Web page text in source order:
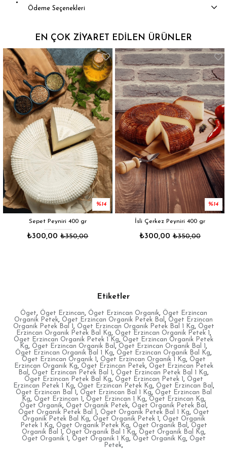
Ödeme Seçenekleri
EN ÇOK ZIYARET EDILEN ÜRÜNLER
Sepet Peyniri 400 gr
₺300,00 ₺350,00
%14
İsli Çerkez Peyniri 400 gr
₺300,00 ₺350,00
%14
Etiketler
Öget, Öget Erzincan, Öget Erzincan Organik, Öget Erzincan
Organik Petek, Öget Erzincan Organik Petek Bal , Öget Erzincan
Organik Petek Bal 1, Öget Erzincan Organik Petek Bal 1 Kg, Öget
Erzincan Organik Petek Bal Kg, Öget Erzincan Organik Petek 1,
Öget Erzincan Organik Petek 1 Kg, Öget Erzincan Organik Petek
Kg, Öget Erzincan Organik Bal , Öget Erzincan Organik Bal 1,
Öget Erzincan Organik Bal 1 Kg, Öget Erzincan Organik Bal Kg,
Öget Erzincan Organik 1, Öget Erzincan Organik 1 Kg, Öget
Erzincan Organik Kg, Öget Erzincan Petek, Öget Erzincan Petek
Bal , Öget Erzincan Petek Bal 1, Öget Erzincan Petek Bal 1 Kg,
Öget Erzincan Petek Bal Kg, Öget Erzincan Petek 1, Öget
Erzincan Petek 1 Kg, Öget Erzincan Petek Kg, Öget Erzincan Bal ,
Öget Erzincan Bal 1, Öget Erzincan Bal 1 Kg, Öget Erzincan Bal
Kg, Öget Erzincan 1, Öget Erzincan 1 Kg, Öget Erzincan Kg,
Öget Organik, Öget Organik Petek, Öget Organik Petek Bal ,
Öget Organik Petek Bal 1, Öget Organik Petek Bal 1 Kg, Öget
Organik Petek Bal Kg, Öget Organik Petek 1, Öget Organik
Petek 1 Kg, Öget Organik Petek Kg, Öget Organik Bal , Öget
Organik Bal 1, Öget Organik Bal 1 Kg, Öget Organik Bal Kg,
Öget Organik 1, Öget Organik 1 Kg, Öget Organik Kg, Öget
Petek,